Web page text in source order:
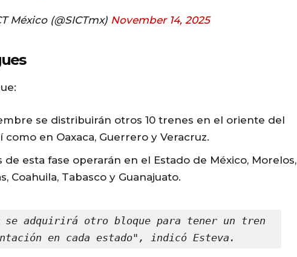
México (@SICTmx) November 14, 2025
se distribuirán otros 10 trenes en el oriente del
como en Oaxaca, Guerrero y Veracruz.
de esta fase operarán en el Estado de México, Morelos,
Coahuila, Tabasco y Guanajuato.
se adquirirá otro bloque para tener un tren
en cada estado", indicó Esteva.